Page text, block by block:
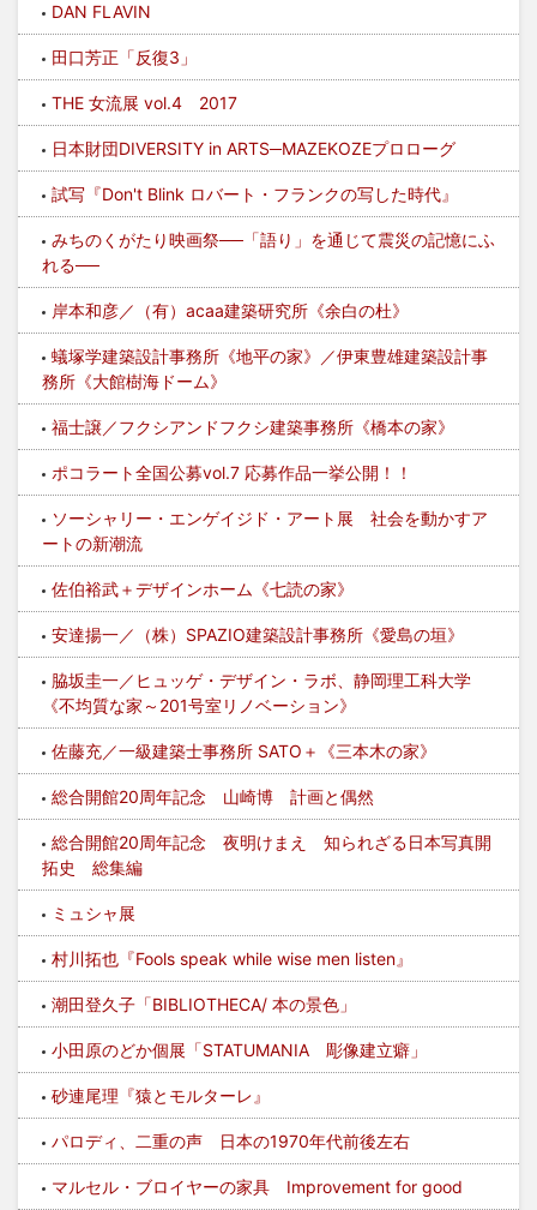
DAN FLAVIN
田口芳正「反復3」
THE 女流展 vol.4 2017
日本財団DIVERSITY in ARTS─MAZEKOZEプロローグ
試写『Don't Blink ロバート・フランクの写した時代』
みちのくがたり映画祭──「語り」を通じて震災の記憶にふ
れる──
岸本和彦／（有）acaa建築研究所《余白の杜》
蟻塚学建築設計事務所《地平の家》／伊東豊雄建築設計事
務所《大館樹海ドーム》
福士譲／フクシアンドフクシ建築事務所《橋本の家》
ポコラート全国公募vol.7 応募作品一挙公開！！
ソーシャリー・エンゲイジド・アート展 社会を動かすア
ートの新潮流
佐伯裕武＋デザインホーム《七読の家》
安達揚一／（株）SPAZIO建築設計事務所《愛島の垣》
脇坂圭一／ヒュッゲ・デザイン・ラボ、静岡理工科大学
《不均質な家～201号室リノベーション》
佐藤充／一級建築士事務所 SATO＋《三本木の家》
総合開館20周年記念 山崎博 計画と偶然
総合開館20周年記念 夜明けまえ 知られざる日本写真開
拓史 総集編
ミュシャ展
村川拓也『Fools speak while wise men listen』
潮田登久子「BIBLIOTHECA/ 本の景色」
小田原のどか個展「STATUMANIA 彫像建立癖」
砂連尾理『猿とモルターレ』
パロディ、二重の声 日本の1970年代前後左右
マルセル・ブロイヤーの家具 Improvement for good